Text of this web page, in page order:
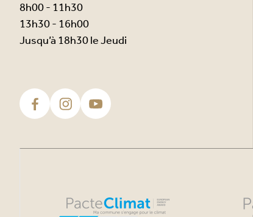
8h00 - 11h30
13h30 - 16h00
Jusqu’à 18h30 le Jeudi